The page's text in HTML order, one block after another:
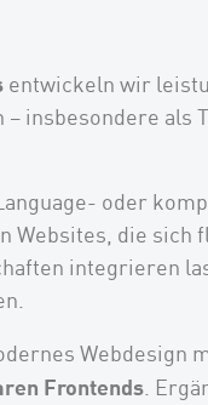
entwickeln wir
insbesondere als
oder
Websites, die sich
integrieren
Webdesign
Frontends.